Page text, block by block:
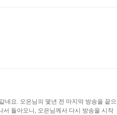
네요. 오은님의 몇년 전 마지막 방송을 끝으
돌아오니, 오은님께서 다시 방송을 시작